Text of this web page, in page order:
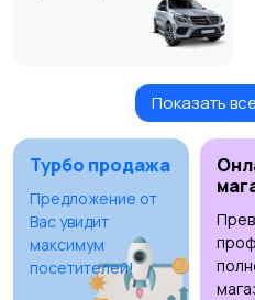
Детские товары
Для дома и дачи
Показать
Турбо продажа
Предложение от
Вас увидит
максимум
посетителей!